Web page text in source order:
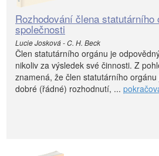
Rozhodování člena statutárního
společnosti
Lucie Josková - C. H. Beck
Člen statutárního orgánu je
nikoliv za výsledek své činnosti. Z
znamená, že člen statutárního
dobré (řádné) rozhodnutí, ...